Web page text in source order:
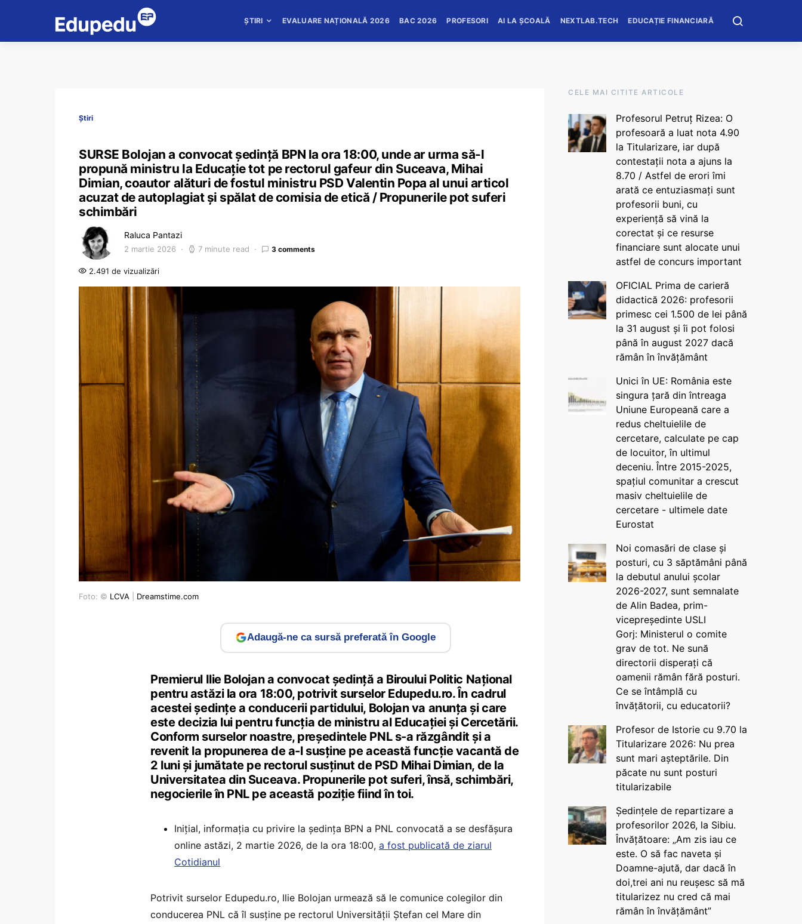
ȘTIRI EVALUARE NAȚIONALĂ 2026 BAC 2026 PROFESORI AI LA ȘCOALĂ NEXTLAB.TECH EDUCAȚIE FINANCIARĂ
Știri
SURSE Bolojan a convocat ședință BPN la ora 18:00, unde ar urma să-l
propună ministru la Educație tot pe rectorul gafeur din Suceava, Mihai
Dimian, coautor alături de fostul ministru PSD Valentin Popa al unui articol
acuzat de autoplagiat și spălat de comisia de etică / Propunerile pot suferi
schimbări
Raluca Pantazi
2 martie 2026 7 minute read 3 comments
2.491 de vizualizări
Foto: © LCVA Dreamstime.com
Adaugă-ne ca sursă preferată în Google
Premierul Ilie Bolojan a convocat ședință a Biroului Politic Național
pentru astăzi la ora 18:00, potrivit surselor Edupedu.ro. În cadrul
acestei ședințe a conducerii partidului, Bolojan va anunța și care
este decizia lui pentru funcția de ministru al Educației și Cercetării.
Conform surselor noastre, președintele PNL s-a răzgândit și a
revenit la propunerea de a-l susține pe această funcție vacantă de
2 luni și jumătate pe rectorul susținut de PSD Mihai Dimian, de la
Universitatea din Suceava. Propunerile pot suferi, însă, schimbări,
negocierile în PNL pe această poziție fiind în toi.
Inițial, informația cu privire la ședința BPN a PNL convocată a se desfășura
online astăzi, 2 martie 2026, de la ora 18:00, a fost publicată de ziarul
Cotidianul
Potrivit surselor Edupedu.ro, Ilie Bolojan urmează să le comunice colegilor din
conducerea PNL că îl susține pe rectorul Universității Ștefan cel Mare din
CELE MAI CITITE ARTICOLE
Profesorul Petruț Rizea: O
profesoară a luat nota 4.90
la Titularizare, iar după
contestații nota a ajuns la
8.70 / Astfel de erori îmi
arată ce entuziasmați sunt
profesorii buni, cu
experiență să vină la
corectat și ce resurse
financiare sunt alocate unui
astfel de concurs important
OFICIAL Prima de carieră
didactică 2026: profesorii
primesc cei 1.500 de lei până
la 31 august și îi pot folosi
până în august 2027 dacă
rămân în învățământ
Unici în UE: România este
singura țară din întreaga
Uniune Europeană care a
redus cheltuielile de
cercetare, calculate pe cap
de locuitor, în ultimul
deceniu. Între 2015-2025,
spațiul comunitar a crescut
masiv cheltuielile de
cercetare - ultimele date
Eurostat
Noi comasări de clase și
posturi, cu 3 săptămâni până
la debutul anului școlar
2026-2027, sunt semnalate
de Alin Badea, prim-
vicepreședinte USLI
Gorj: Ministerul o comite
grav de tot. Ne sună
directorii disperați că
oamenii rămân fără posturi.
Ce se întâmplă cu
învățătorii, cu educatorii?
Profesor de Istorie cu 9.70 la
Titularizare 2026: Nu prea
sunt mari așteptările. Din
păcate nu sunt posturi
titularizabile
Ședințele de repartizare a
profesorilor 2026, la Sibiu.
Învățătoare: „Am zis iau ce
este. O să fac naveta și
Doamne-ajută, dar dacă în
doi,trei ani nu reușesc să mă
titularizez nu cred că mai
rămân în învățământ”